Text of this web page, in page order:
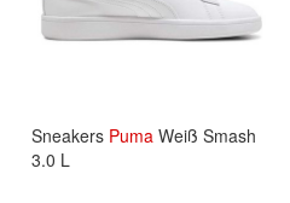
Sneakers Puma Weiß Smash
3.0 L